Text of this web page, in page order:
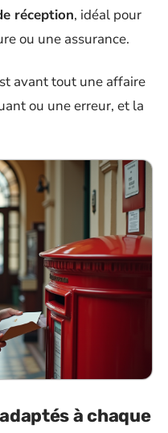
réception, idéal pour
ou une assurance.
avant tout une affaire
ou une erreur, et la
à chaque